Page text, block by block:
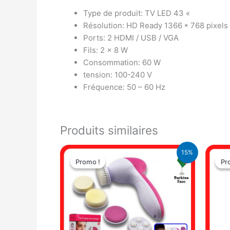
Type de produit: TV LED 43 «
Résolution: HD Ready 1366 * 768 pixels
Ports: 2 HDMI / USB / VGA
Fils: 2 x 8 W
Consommation: 60 W
tension: 100-240 V
Fréquence: 50 – 60 Hz
Produits similaires
15%
Promo !
Promo !
Le
initial
était :
4.100 CFA.
Le
prix
actuel
est :
3.500 CFA.